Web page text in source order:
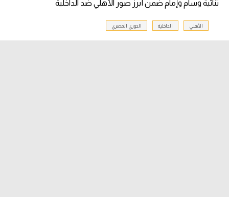
ثنائية وسام وإمام ضمن أبرز صور الأهلي ضد الداخلية
الأهلي الداخلية الدوري المصري